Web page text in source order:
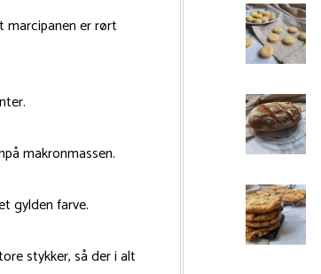
marcipanen er rørt
makronmassen.
gylden farve.
stykker, så der i alt